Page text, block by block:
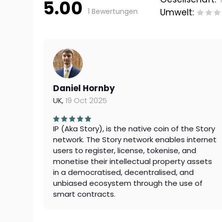
5.00 1 Bewertungen
Umwelt:
Daniel Hornby
UK,19 Oct 2025
IP (Aka Story), is the native coin of the Story
network. The Story network enables internet
users to register, license, tokenise, and
monetise their intellectual property assets
in a democratised, decentralised, and
unbiased ecosystem through the use of
smart contracts.